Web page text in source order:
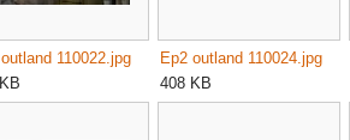
110022.jpg
Ep2 outland 110024.jpg
408 KB